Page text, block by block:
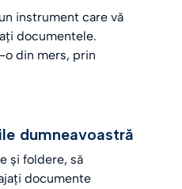
instrument care vă
documentele.
din mers, prin
dumneavoastră
și foldere, să
documente